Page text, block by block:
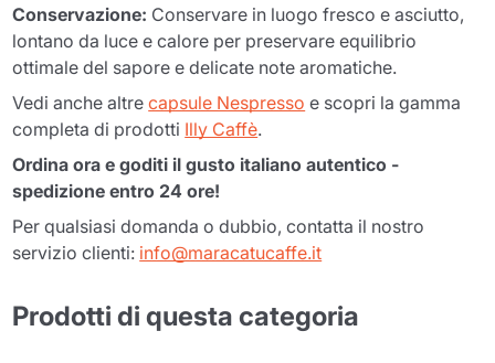
Conservazione: Conservare in luogo fresco e asciutto,
lontano da luce e calore per preservare equilibrio
ottimale del sapore e delicate note aromatiche.
Vedi anche altrecapsule Nespresso e scopri la gamma
completa di prodotti Illy Caffè.
Ordina ora e goditi il gusto italiano autentico -
spedizione entro 24 ore!
Per qualsiasi domanda o dubbio, contatta il nostro
servizio clienti: info@maracatucaffe.it
Prodotti di questa categoria